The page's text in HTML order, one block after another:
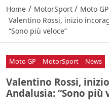
Home / MotorSport / Moto GP
Valentino Rossi, inizio
“Sono più veloce”
Moto GP MotorSport News
Valentino Rossi,
Andalusia: “Sono più